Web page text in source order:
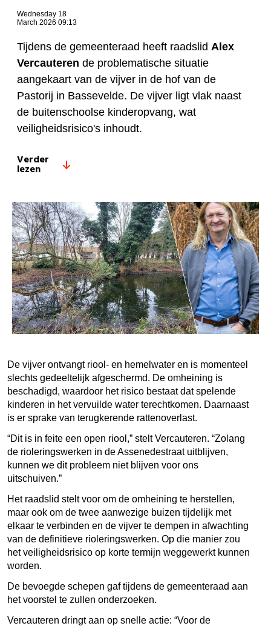
Wednesday 18
March 2026 09:13
Tijdens de gemeenteraad heeft raadslid Alex
Vercauteren de problematische situatie
aangekaart van de vijver in de hof van de
Pastorij in Bassevelde. De vijver ligt vlak naast
de buitenschoolse kinderopvang, wat
veiligheidsrisico's inhoudt.
Verder
lezen
De vijver ontvangt riool- en hemelwater en is momenteel
slechts gedeeltelijk afgeschermd. De omheining is
beschadigd, waardoor het risico bestaat dat spelende
kinderen in het vervuilde water terechtkomen. Daarnaast
is er sprake van terugkerende rattenoverlast.
“Dit is in feite een open riool,” stelt Vercauteren. “Zolang
de rioleringswerken in de Assenedestraat uitblijven,
kunnen we dit probleem niet blijven voor ons
uitschuiven.”
Het raadslid stelt voor om de omheining te herstellen,
maar ook om de twee aanwezige buizen tijdelijk met
elkaar te verbinden en de vijver te dempen in afwachting
van de definitieve rioleringswerken. Op die manier zou
het veiligheidsrisico op korte termijn weggewerkt kunnen
worden.
De bevoegde schepen gaf tijdens de gemeenteraad aan
het voorstel te zullen onderzoeken.
Vercauteren dringt aan op snelle actie: “Voor de